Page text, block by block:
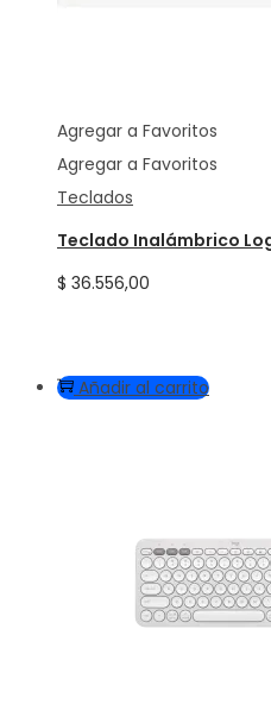
Agregar a Favoritos
Agregar a Favoritos
Teclados
Teclado Inalámbrico
$ 36.556,00
Añadir al carrito